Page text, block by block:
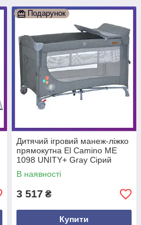
Подарунок
Дитячий ігровий манеж-ліжко
прямокутна El Camino ME
1098 UNITY+ Gray Сірий
В наявності
3 517 ₴
Купити